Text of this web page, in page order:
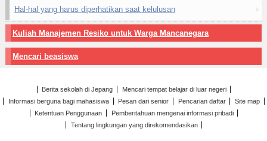
Hal-hal yang harus diperhatikan saat kelulusan
Kuliah Manajemen Resiko untuk Warga Mancanegara
Mencari beasiswa
Berita sekolah di Jepang
Mencari tempat belajar di luar negeri
Informasi berguna bagi mahasiswa
Pesan dari senior Pencarian daftar
Site map
Ketentuan Penggunaan
Pemberitahuan mengenai informasi pribadi
Tentang lingkungan yang direkomendasikan